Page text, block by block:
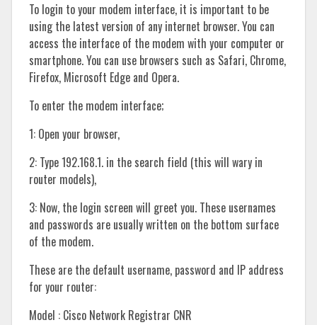
To login to your modem interface, it is important to be
using the latest version of any internet browser. You can
access the interface of the modem with your computer or
smartphone. You can use browsers such as Safari, Chrome,
Firefox, Microsoft Edge and Opera.
To enter the modem interface;
1: Open your browser,
2: Type 192.168.1. in the search field (this will wary in
router models),
3: Now, the login screen will greet you. These usernames
and passwords are usually written on the bottom surface
of the modem.
These are the default username, password and IP address
for your router:
Model : Cisco Network Registrar CNR